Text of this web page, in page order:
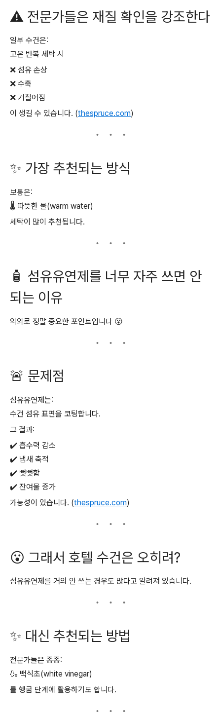
⚠️ 전문가들은 재질 확인을 강조한다
일부 수건은:
고온 반복 세탁 시
❌ 섬유 손상
❌ 수축
❌ 거칠어짐
이 생길 수 있습니다. (thespruce.com)
✨ 가장 추천되는 방식
보통은:
🌡️ 따뜻한 물(warm water)
세탁이 많이 추천됩니다.
🧴 섬유유연제를 너무 자주 쓰면 안
되는 이유
의외로 정말 중요한 포인트입니다 😮
🚨 문제점
섬유유연제는:
수건 섬유 표면을 코팅합니다.
그 결과:
✔️ 흡수력 감소
✔️ 냄새 축적
✔️ 뻣뻣함
✔️ 잔여물 증가
가능성이 있습니다. (thespruce.com)
😮 그래서 호텔 수건은 오히려?
섬유유연제를 거의 안 쓰는 경우도 많다고 알려져 있습니다.
✨ 대신 추천되는 방법
전문가들은 종종:
🍶 백식초(white vinegar)
를 헹굼 단계에 활용하기도 합니다.